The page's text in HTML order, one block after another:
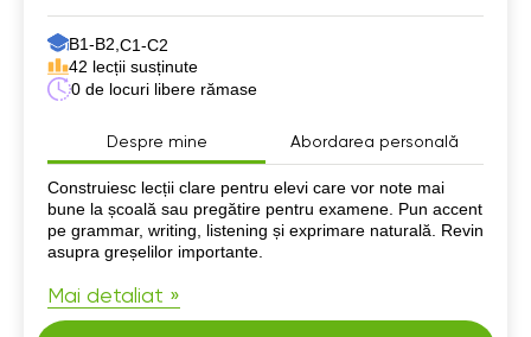
B1-B2, C1-C2
42 lecții susținute
0 de locuri libere rămase
Despre mine Abordarea personală
Despre mine
Construiesc lecții clare pentru elevi care vor note mai
bune la școală sau pregătire pentru examene. Pun accent
pe grammar, writing, listening și exprimare naturală. Revin
asupra greșelilor importante.
Mai detaliat »